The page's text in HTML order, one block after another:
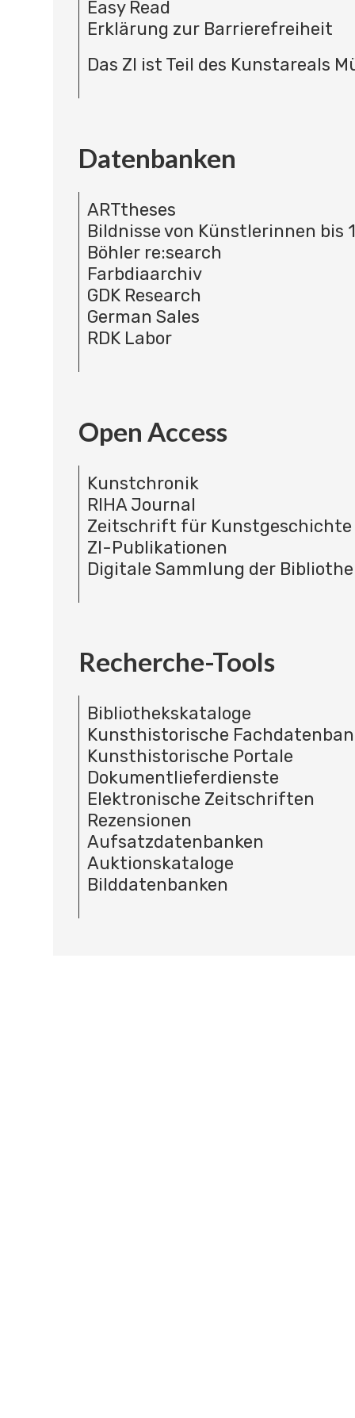
Easy Read
Erklärung zur Barrierefreiheit
Das ZI ist Teil des Kunstareals
Datenbanken
ARTtheses
Bildnisse von Künstlerinnen bis
Böhler re:search
Farbdiaarchiv
GDK Research
German Sales
RDK Labor
Open Access
Kunstchronik
RIHA Journal
Zeitschrift für Kunstgeschichte
ZI-Publikationen
Digitale Sammlung der
Recherche-Tools
Bibliothekskataloge
Kunsthistorische
Kunsthistorische Portale
Dokumentlieferdienste
Elektronische Zeitschriften
Rezensionen
Aufsatzdatenbanken
Auktionskataloge
Bilddatenbanken